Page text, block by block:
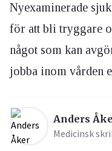
Nyexaminerade
för att bli tryggare
något som kan
jobba inom vården
Anders
Medicinsk